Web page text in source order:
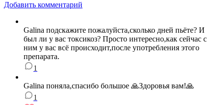
Добавить комментарий
Galina подскажите пожалуйста,сколько дней пьёте? И
был ли у вас токсикоз? Просто интересно,как сейчас с
ним у вас всё происходит,после употребления этого
препарата.
1
Galina поняла,спасибо большое 🙏Здоровья вам!🙏
1